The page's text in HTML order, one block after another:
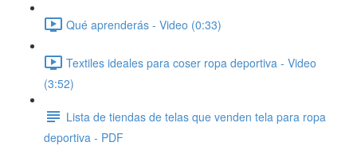
Qué aprenderás - Video (0:33)
Textiles ideales para coser ropa deportiva - Video
(3:52)
Lista de tiendas de telas que venden tela para ropa
deportiva - PDF